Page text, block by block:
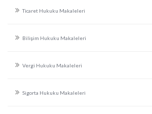
Ticaret Hukuku Makaleleri
Bilişim Hukuku Makaleleri
Vergi Hukuku Makaleleri
Sigorta Hukuku Makaleleri